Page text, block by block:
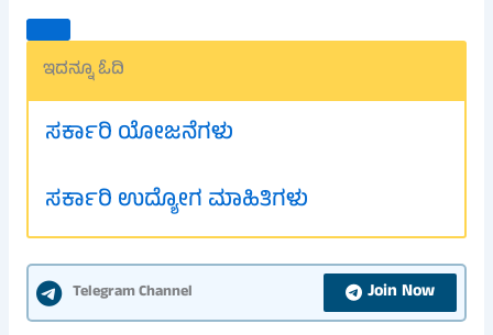
ಇದನ್ನೂ ಓದಿ
ಸರ್ಕಾರಿ ಯೋಜನೆಗಳು
ಸರ್ಕಾರಿ ಉದ್ಯೋಗ ಮಾಹಿತಿಗಳು
Telegram Channel Join Now